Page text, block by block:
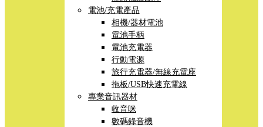
電池/充電產品
相機/器材電池
電池手柄
電池充電器
行動電源
旅行充電器/無線充電座
拖板/USB快速充電線
專業音訊器材
收音咪
數碼錄音機